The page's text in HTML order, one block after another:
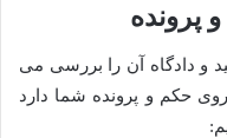
پرونده
و دادگاه آن را بررسی می
حکم و پرونده شما دارد